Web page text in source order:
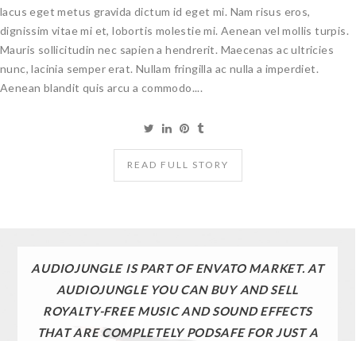
lacus eget metus gravida dictum id eget mi. Nam risus eros,
dignissim vitae mi et, lobortis molestie mi. Aenean vel mollis turpis.
Mauris sollicitudin nec sapien a hendrerit. Maecenas ac ultricies
nunc, lacinia semper erat. Nullam fringilla ac nulla a imperdiet.
Aenean blandit quis arcu a commodo....
READ FULL STORY
AUDIOJUNGLE IS PART OF ENVATO MARKET. AT
AUDIOJUNGLE YOU CAN BUY AND SELL
ROYALTY-FREE MUSIC AND SOUND EFFECTS
THAT ARE COMPLETELY PODSAFE FOR JUST A